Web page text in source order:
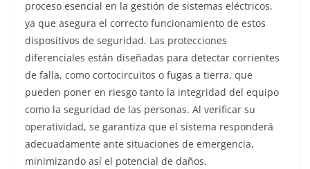
proceso esencial en la gestión de sistemas eléctricos,
ya que asegura el correcto funcionamiento de estos
dispositivos de seguridad. Las protecciones
diferenciales están diseñadas para detectar corrientes
de falla, como cortocircuitos o fugas a tierra, que
pueden poner en riesgo tanto la integridad del equipo
como la seguridad de las personas. Al verificar su
operatividad, se garantiza que el sistema responderá
adecuadamente ante situaciones de emergencia,
minimizando así el potencial de daños.